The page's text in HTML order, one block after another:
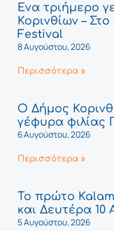
Ένα τριήμερο
Κορινθίων –
Festival
8 Αυγούστου, 2026
Περισσότερα »
Ο Δήμος
γέφυρα φιλίας
6 Αυγούστου, 2026
Περισσότερα »
Το πρώτο
και Δευτέρα 10
5 Αυγούστου, 2026